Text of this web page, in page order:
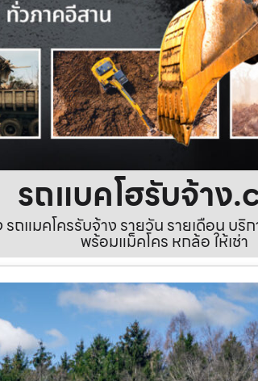
รถแบคโฮรับจ้าง
รถแมคโครรับจ้าง รายวัน รายเดือน บ
พร้อมแม็คโคร หกล้อ ให้เช่า